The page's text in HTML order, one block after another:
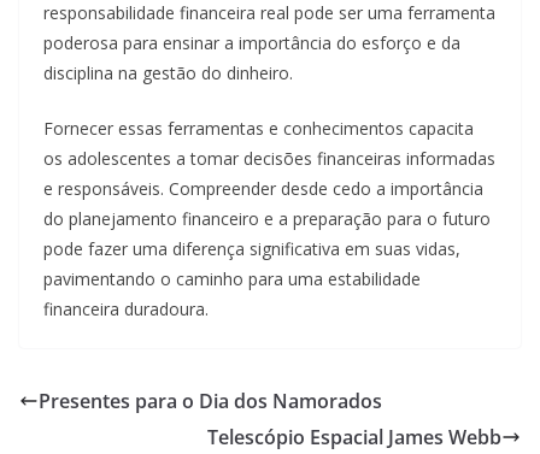
responsabilidade financeira real pode ser uma ferramenta
poderosa para ensinar a importância do esforço e da
disciplina na gestão do dinheiro.
Fornecer essas ferramentas e conhecimentos capacita
os adolescentes a tomar decisões financeiras informadas
e responsáveis. Compreender desde cedo a importância
do planejamento financeiro e a preparação para o futuro
pode fazer uma diferença significativa em suas vidas,
pavimentando o caminho para uma estabilidade
financeira duradoura.
Presentes para o Dia dos Namorados
Telescópio Espacial James Webb